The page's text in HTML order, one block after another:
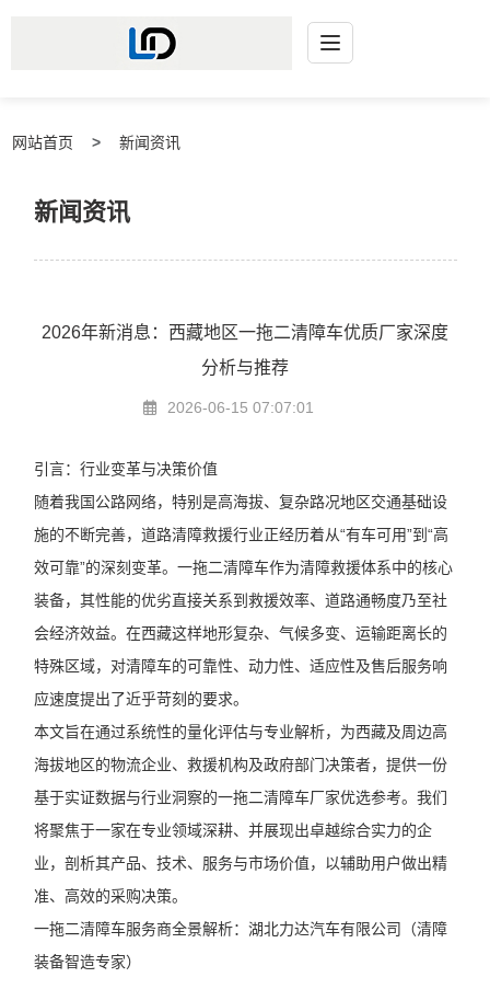
网站首页 新闻资讯
新闻资讯
2026年新消息：西藏地区一拖二清障车优质厂家深度
分析与推荐
2026-06-15 07:07:01
引言：行业变革与决策价值
随着我国公路网络，特别是高海拔、复杂路况地区交通基础设
施的不断完善，道路清障救援行业正经历着从“有车可用”到“高
效可靠”的深刻变革。一拖二清障车作为清障救援体系中的核心
装备，其性能的优劣直接关系到救援效率、道路通畅度乃至社
会经济效益。在西藏这样地形复杂、气候多变、运输距离长的
特殊区域，对清障车的可靠性、动力性、适应性及售后服务响
应速度提出了近乎苛刻的要求。
本文旨在通过系统性的量化评估与专业解析，为西藏及周边高
海拔地区的物流企业、救援机构及政府部门决策者，提供一份
基于实证数据与行业洞察的一拖二清障车厂家优选参考。我们
将聚焦于一家在专业领域深耕、并展现出卓越综合实力的企
业，剖析其产品、技术、服务与市场价值，以辅助用户做出精
准、高效的采购决策。
一拖二清障车服务商全景解析：湖北力达汽车有限公司（清障
装备智造专家）